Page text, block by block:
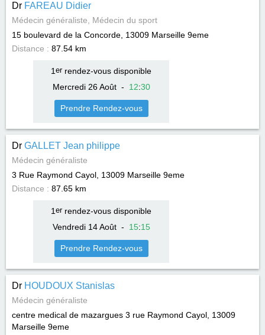
Dr FAREAU Didier
Médecin généraliste, Médecin du sport
15 boulevard de la Concorde, 13009 Marseille 9eme
Distance : 87.54 km
1 errendez-vous disponible
Mercredi 26 Août- 12:30
Prendre Rendez-vous
Dr GALLET Jean philippe
Médecin généraliste
3 Rue Raymond Cayol, 13009 Marseille 9eme
Distance : 87.65 km
1 errendez-vous disponible
Vendredi 14 Août- 15:15
Prendre Rendez-vous
Dr HOUDOUX Stanislas
Médecin généraliste
centre medical de mazargues 3 rue Raymond Cayol, 13009
Marseille 9eme